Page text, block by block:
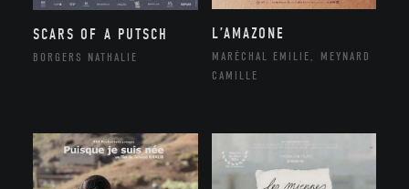
SCARS OF A PUTSCH
BORGERS NATHALIE
L’AMAZONE
MARÉCHAL EMILIE, MEYNARD
CAMILLE